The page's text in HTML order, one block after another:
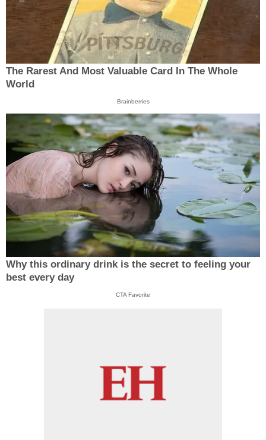
The Rarest And Most Valuable Card In The Whole
World
Brainberries
Why this ordinary drink is the secret to feeling your
best every day
CTA Favorite